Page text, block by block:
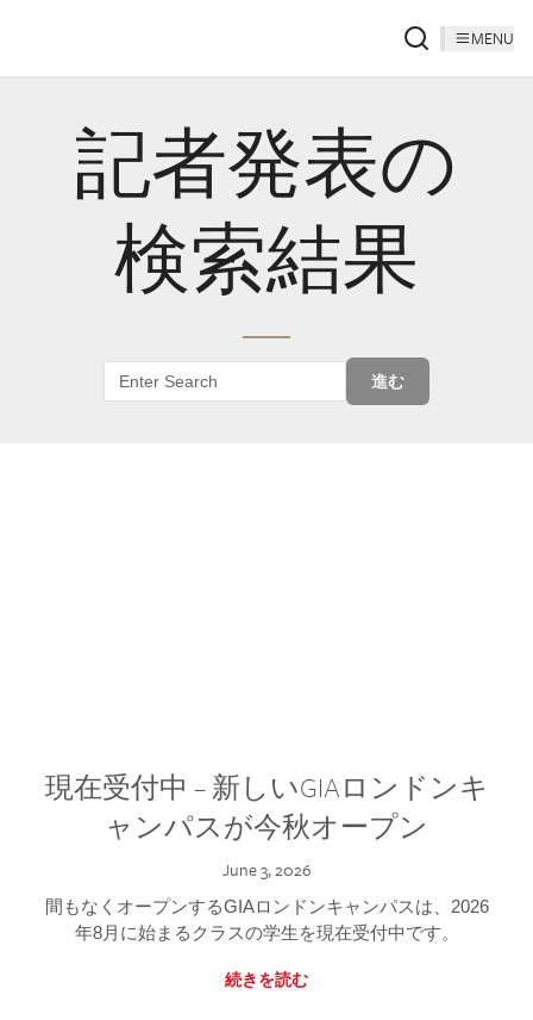
MENU
記者発表の
検索結果
進む
現在受付中 – 新しいGIAロンドンキ
ャンパスが今秋オープン
June 3, 2026
間もなくオープンするGIAロンドンキャンパスは、2026
年8月に始まるクラスの学生を現在受付中です。
続きを読む